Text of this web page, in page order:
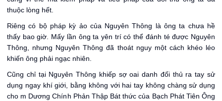
thuộc lòng hết.
Riêng có bộ pháp kỳ ảo của Nguyên Thông là ông ta chưa hề
thấy bao giờ. Mấy lần ông ta yên trí có thể đánh té được Nguyên
Thông, nhưng Nguyên Thông đã thoát nguy một cách khéo léo
khiến ông phải ngạc nhiên.
Cũng chỉ tại Nguyên Thông khiếp sợ oai danh đối thủ ra tay sử
dụng ngay khí giới, bằng không với hai tay không chàng sử dụng
cho m Dương Chính Phản Thập Bát thức của Bạch Phát Tiên Ông